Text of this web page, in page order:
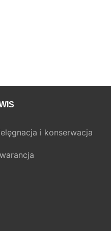
i konserwacja